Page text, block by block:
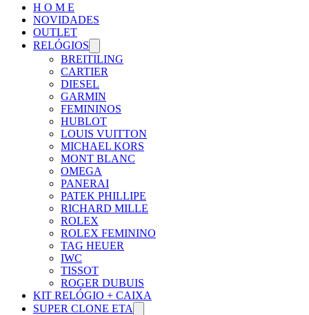
H O M E
NOVIDADES
OUTLET
RELÓGIOS
BREITILING
CARTIER
DIESEL
GARMIN
FEMININOS
HUBLOT
LOUIS VUITTON
MICHAEL KORS
MONT BLANC
OMEGA
PANERAI
PATEK PHILLIPE
RICHARD MILLE
ROLEX
ROLEX FEMININO
TAG HEUER
IWC
TISSOT
ROGER DUBUIS
KIT RELÓGIO + CAIXA
SUPER CLONE ETA